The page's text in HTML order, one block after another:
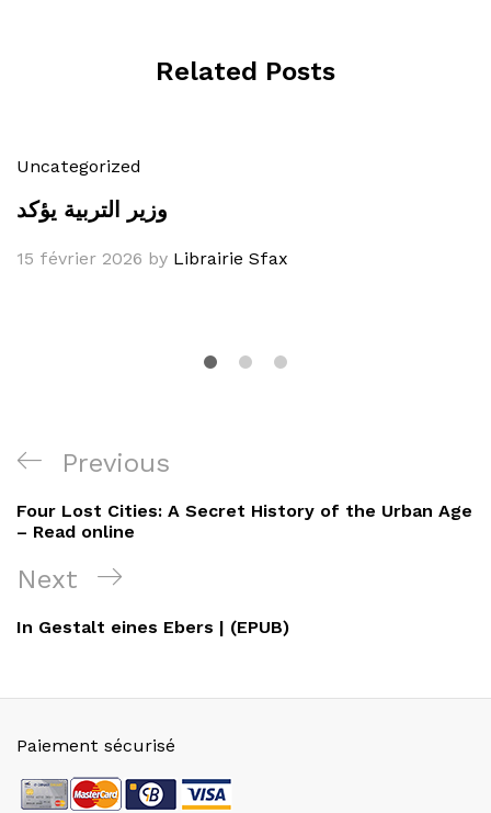
Related Posts
Uncategorized
وزير التربية يؤكد
15 février 2026 by Librairie Sfax
Navigation
de
l’article
Previous
Post
Previous
Four Lost Cities: A Secret History of the Urban Age
– Read online
Next
Post
Next
In Gestalt eines Ebers | (EPUB)
Paiement sécurisé